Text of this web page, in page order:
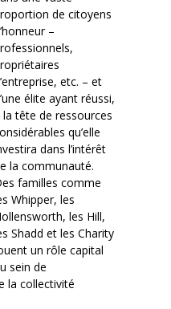
de citoyens
–
etc. – et
élite ayant réussi,
la tête de ressources
qu’elle
dans l’intérêt
la communauté.
familles comme
Whipper, les
les Hill,
Shadd et les Charity
un rôle capital
sein de
la collectivité